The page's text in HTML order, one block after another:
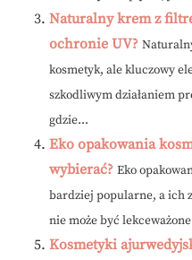
Naturalny krem z
ochronie UV?
kosmetyk, ale kluczowy
szkodliwym działaniem
gdzie...
Eko opakowania
wybierać? Eko
bardziej popularne, a ich
nie może być
Kosmetyki